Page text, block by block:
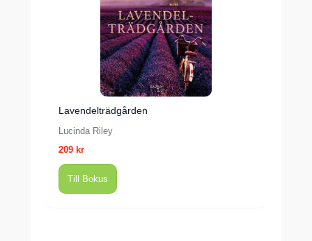
Lavendelträdgården
Lucinda Riley
209 kr
Till Bokus